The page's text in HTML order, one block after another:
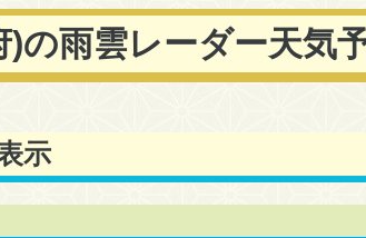
)の雨雲レーダー天気
示